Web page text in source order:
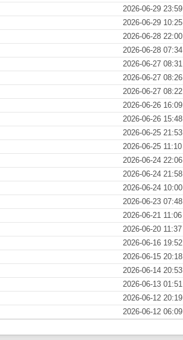
2026-06-29 23:59
2026-06-29 10:25
2026-06-28 22:00
2026-06-28 07:34
2026-06-27 08:31
2026-06-27 08:26
2026-06-27 08:22
2026-06-26 16:09
2026-06-26 15:48
2026-06-25 21:53
2026-06-25 11:10
2026-06-24 22:06
2026-06-24 21:58
2026-06-24 10:00
2026-06-23 07:48
2026-06-21 11:06
2026-06-20 11:37
2026-06-16 19:52
2026-06-15 20:18
2026-06-14 20:53
2026-06-13 01:51
2026-06-12 20:19
2026-06-12 06:09